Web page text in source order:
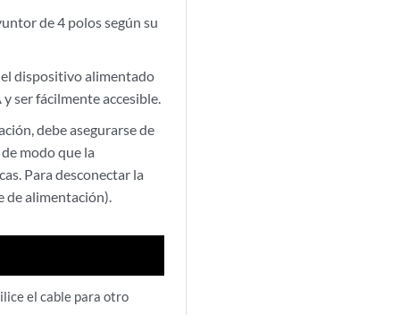
de 4 polos según su
dispositivo alimentado
ser fácilmente accesible.
debe asegurarse de
modo que la
Para desconectar la
de alimentación).
el cable para otro